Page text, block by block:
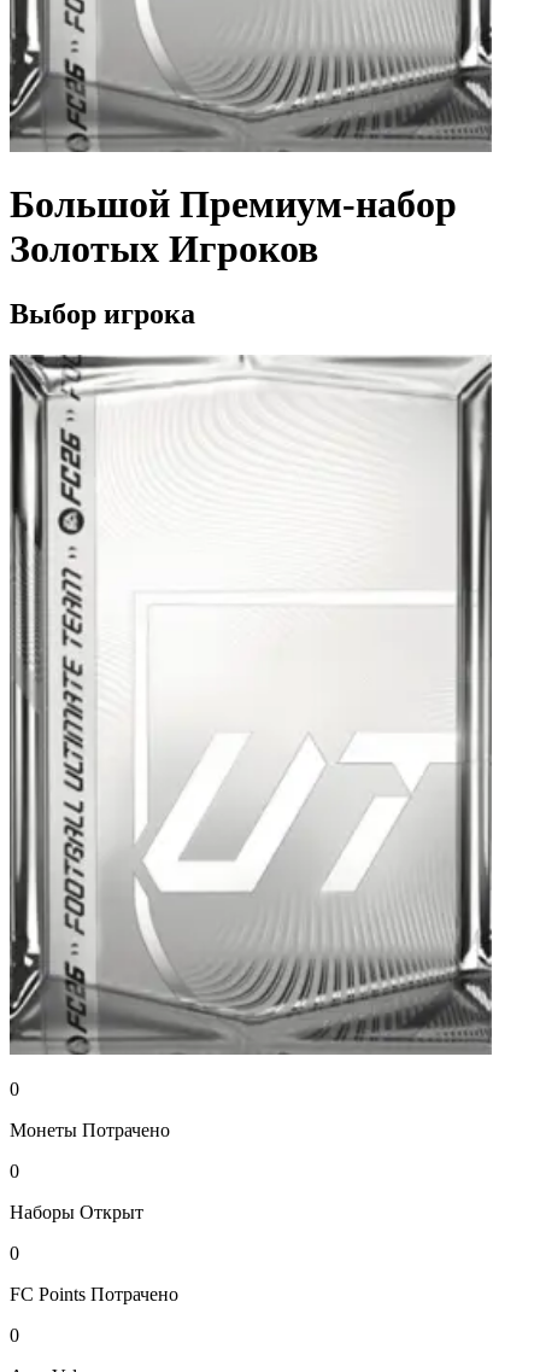
Большой Премиум-набор
Золотых Игроков
Выбор игрока
0
Монеты Потрачено
0
Наборы Открыт
0
FC Points Потрачено
0